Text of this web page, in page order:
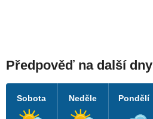
Předpověď na další dny
Sobota Neděle Pondělí